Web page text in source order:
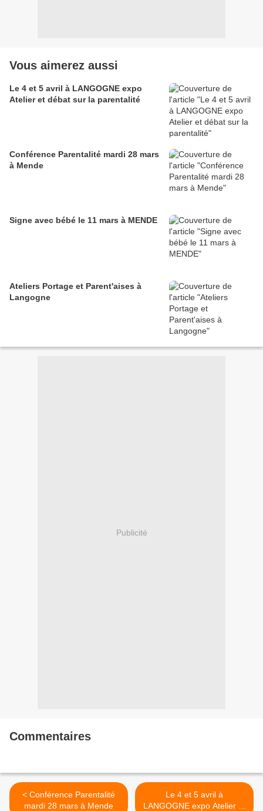
Vous aimerez aussi
Le 4 et 5 avril à LANGOGNE expo
Atelier et débat sur la parentalité
Conférence Parentalité mardi 28 mars
à Mende
Signe avec bébé le 11 mars à MENDE
Ateliers Portage et Parent'aises à
Langogne
Publicité
Commentaires
< Conférence Parentalité
mardi 28 mars à Mende
Le 4 et 5 avril à
LANGOGNE expo Atelier et